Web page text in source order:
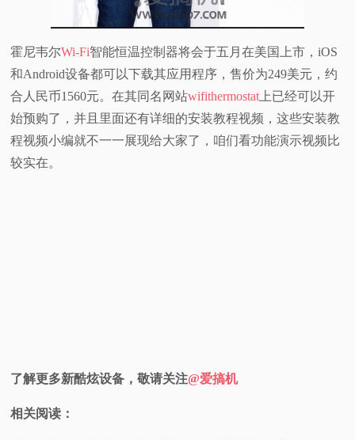
霍尼韦尔Wi-Fi智能恒温控制器将会于五月在美国上市，iOS
和Android设备都可以下载其应用程序，售价为249美元，约
合人民币1560元。在其同名网站wifithermostat 上已经可以开
始预购了，并且里面还有详细的安装教程视频，这些安装教
程视频小编就不一一展现给大家了，咱们看功能演示视频比
较实在。
了解更多新酷炫设备，敬请关注@爱搞机
相关阅读：